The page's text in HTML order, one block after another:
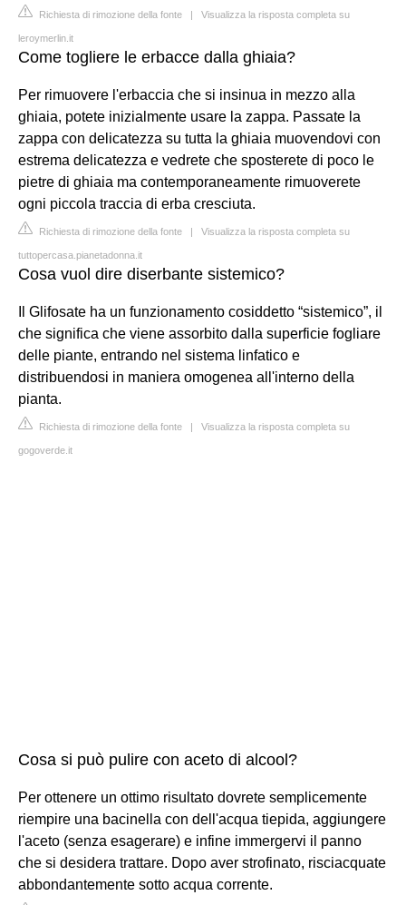
Richiesta di rimozione della fonte | Visualizza la risposta completa su
leroymerlin.it
Come togliere le erbacce dalla ghiaia?
Per rimuovere l'erbaccia che si insinua in mezzo alla
ghiaia, potete inizialmente usare la zappa. Passate la
zappa con delicatezza su tutta la ghiaia muovendovi con
estrema delicatezza e vedrete che sposterete di poco le
pietre di ghiaia ma contemporaneamente rimuoverete
ogni piccola traccia di erba cresciuta.
Richiesta di rimozione della fonte | Visualizza la risposta completa su
tuttopercasa.pianetadonna.it
Cosa vuol dire diserbante sistemico?
Il Glifosate ha un funzionamento cosiddetto “sistemico”, il
che significa che viene assorbito dalla superficie fogliare
delle piante, entrando nel sistema linfatico e
distribuendosi in maniera omogenea all'interno della
pianta.
Richiesta di rimozione della fonte | Visualizza la risposta completa su
gogoverde.it
Cosa si può pulire con aceto di alcool?
Per ottenere un ottimo risultato dovrete semplicemente
riempire una bacinella con dell'acqua tiepida, aggiungere
l'aceto (senza esagerare) e infine immergervi il panno
che si desidera trattare. Dopo aver strofinato, risciacquate
abbondantemente sotto acqua corrente.